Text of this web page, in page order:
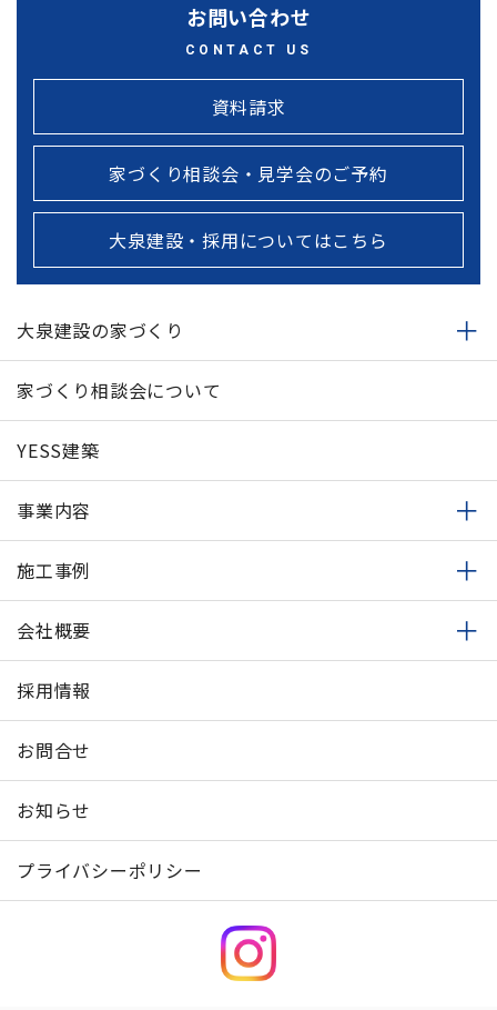
お問い合わせ
CONTACT US
資料請求
家づくり相談会・見学会のご予約
大泉建設・採用についてはこちら
大泉建設の家づくり
家づくり相談会について
YESS建築
事業内容
施工事例
会社概要
採用情報
お問合せ
お知らせ
プライバシーポリシー